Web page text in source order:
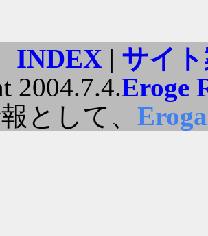
INDEX| サイ
2004.7.4.Eroge
として、